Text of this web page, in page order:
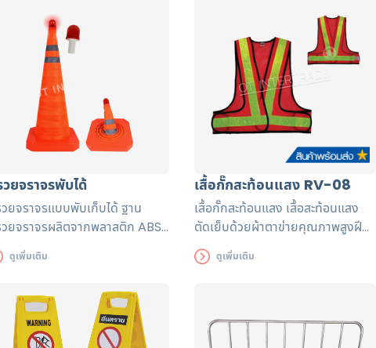
วยจราจรพับได้
ยจราจรแบบพับเก็บได้ ฐาน
ยจราจรผลิตจากพลาสติก ABS
อดีที่มีความแข็งแรงทนทาน ทน
กระแทก ตัวกรวยเป็นผ้าร่มสีส้ม
ดูเพิ่มเติม
เสื้อกั๊กสะท้อนแสง RV-08
เสื้อกั๊กสะท้อนแสง เสื้อสะท้อนแสง
ตัดเย็บด้วยผ้าตาข่ายคุณภาพสูงฝี
มือปราณีต แถบสะท้อนแสงได้รับรอง
มาตรฐาน EN471 ใช้งานได้ยาวนาน
ดูเพิ่มเติม